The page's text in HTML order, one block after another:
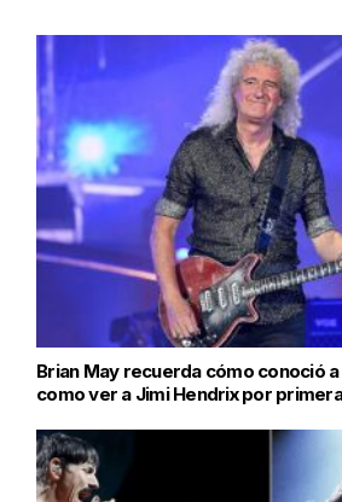
Brian May recuerda cómo conoció a
como ver a Jimi Hendrix por